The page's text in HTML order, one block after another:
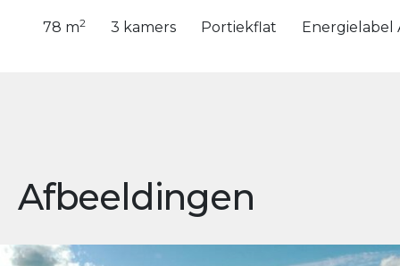
78 m2 3 kamers Portiekflat Energielabel
Afbeeldingen